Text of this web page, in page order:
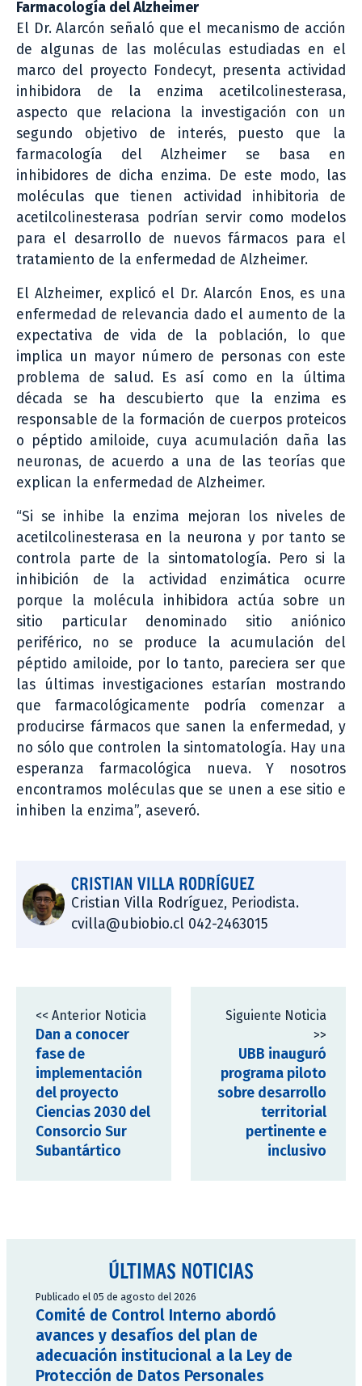
Farmacología del Alzheimer
El Dr. Alarcón señaló que el mecanismo de acción
de algunas de las moléculas estudiadas en el
marco del proyecto Fondecyt, presenta actividad
inhibidora de la enzima acetilcolinesterasa,
aspecto que relaciona la investigación con un
segundo objetivo de interés, puesto que la
farmacología del Alzheimer se basa en
inhibidores de dicha enzima. De este modo, las
moléculas que tienen actividad inhibitoria de
acetilcolinesterasa podrían servir como modelos
para el desarrollo de nuevos fármacos para el
tratamiento de la enfermedad de Alzheimer.
El Alzheimer, explicó el Dr. Alarcón Enos, es una
enfermedad de relevancia dado el aumento de la
expectativa de vida de la población, lo que
implica un mayor número de personas con este
problema de salud. Es así como en la última
década se ha descubierto que la enzima es
responsable de la formación de cuerpos proteicos
o péptido amiloide, cuya acumulación daña las
neuronas, de acuerdo a una de las teorías que
explican la enfermedad de Alzheimer.
“Si se inhibe la enzima mejoran los niveles de
acetilcolinesterasa en la neurona y por tanto se
controla parte de la sintomatología. Pero si la
inhibición de la actividad enzimática ocurre
porque la molécula inhibidora actúa sobre un
sitio particular denominado sitio aniónico
periférico, no se produce la acumulación del
péptido amiloide, por lo tanto, pareciera ser que
las últimas investigaciones estarían mostrando
que farmacológicamente podría comenzar a
producirse fármacos que sanen la enfermedad, y
no sólo que controlen la sintomatología. Hay una
esperanza farmacológica nueva. Y nosotros
encontramos moléculas que se unen a ese sitio e
inhiben la enzima”, aseveró.
CRISTIAN VILLA RODRÍGUEZ
Cristian Villa Rodríguez, Periodista.
cvilla@ubiobio.cl 042-2463015
<< Anterior Noticia
Dan a conocer
fase de
implementación
del proyecto
Ciencias 2030 del
Consorcio Sur
Subantártico
Siguiente Noticia
>>
UBB inauguró
programa piloto
sobre desarrollo
territorial
pertinente e
inclusivo
ÚLTIMAS NOTICIAS
Publicado el 05 de agosto del 2026
Comité de Control Interno abordó
avances y desafíos del plan de
adecuación institucional a la Ley de
Protección de Datos Personales